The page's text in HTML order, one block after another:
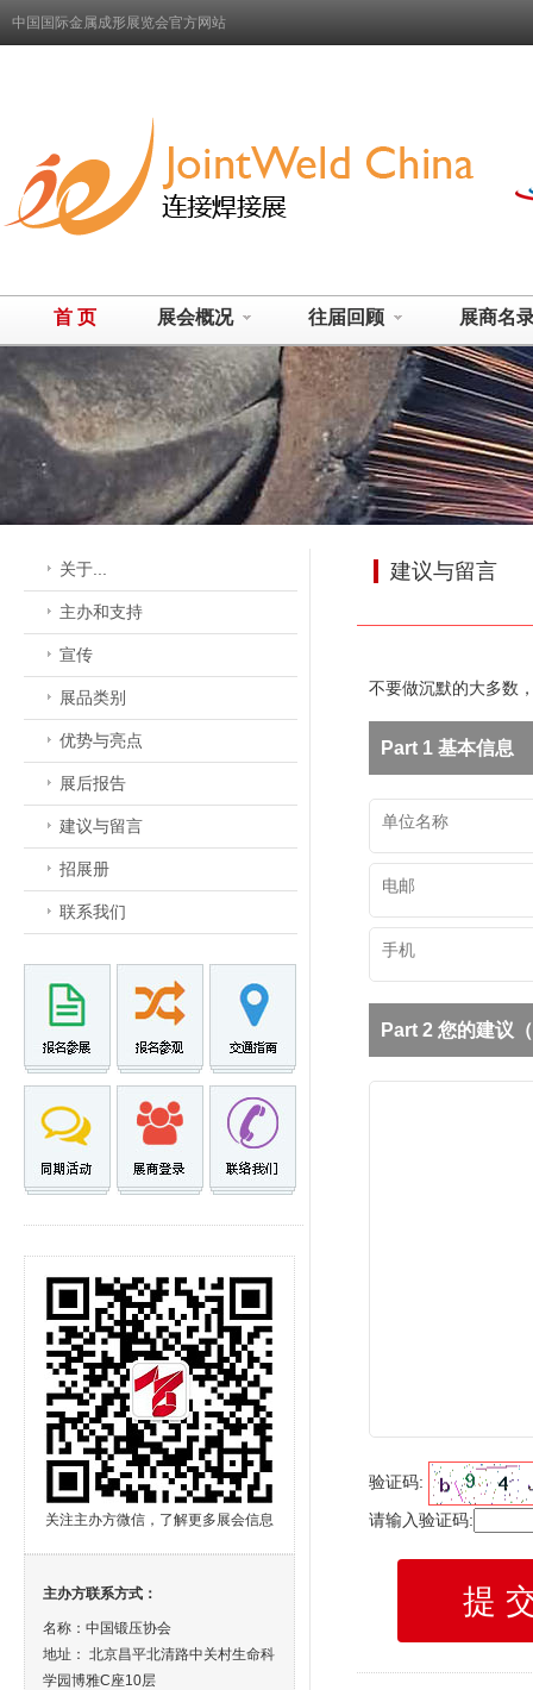
中国国际金属成形展览会官方网站
首 页 展会概况 往届回顾 展商名
关于...
主办和支持
宣传
展品类别
优势与亮点
展后报告
建议与留言
招展册
联系我们
关注主办方微信，了解更多展会信息
主办方联系方式：
名称：中国锻压协会
地址： 北京昌平北清路中关村生命科
学园博雅C座10层
建议与留言
不要做沉默的大多数
Part 1 基本信息
Part 2 您的建议
验证码:
请输入验证码: